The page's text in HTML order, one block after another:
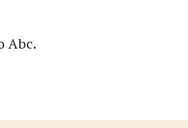
Abc.